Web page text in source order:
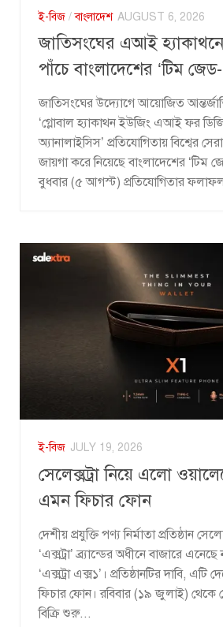
ই-বিজ /বাংলাদেশ AUGUST 6, 2026
জাতিসংঘের এআই হ্যাকাথনে
পাঁচে বাংলাদেশের ‘টিম
জাতিসংঘের উদ্যোগে আয়োজিত
‘গ্লোবাল হ্যাকাথন ইউজিং এআই ফর
অ্যানালাইসিস’ প্রতিযোগিতায় বিশ্বের
জায়গা করে নিয়েছে বাংলাদেশের ‘টিম
বুধবার (৫ আগস্ট) প্রতিযোগিতার
ই-বিজ JULY 19, 2026
সেলেক্সট্রা নিয়ে এলো
এমন ফিচার ফোন
দেশীয় প্রযুক্তি পণ্য নির্মাতা প্রতিষ্ঠান
‘এক্সট্রা’ ব্র্যান্ডের অধীনে বাজারে
‘এক্সট্রা এক্স১’। প্রতিষ্ঠানটির দাবি, এটি
ফিচার ফোন। রবিবার (১৯ জুলাই) থেকে
বিক্রি শুরু...